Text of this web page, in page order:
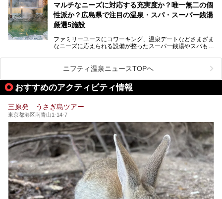
る、広島県でオススメの温泉・銭湯・スパをご紹介していき
ます！
マルチなニーズに対応する充実度か？唯一無二の個
性派か？広島県で注目の温泉・スパ・スーパー銭湯
厳選5施設
ファミリーユースにコワーキング、温泉デートなどさまざま
なニーズに応えられる設備が整ったスーパー銭湯やスパも、
いった個性が魅力の温泉も、どちらも充実している広島県。
今回は、そんな広島県にある温浴施設のなかから、筆者が
「一度訪ねてみたい」と気になっている魅力的な施設を5件
ピックアップして紹介します。
※2021/07/30時点の情報です。
ニフティ温泉ニュースTOPへ
おすすめのアクティビティ情報
三原発 うさぎ島ツアー
東京都港区南青山1-14-7